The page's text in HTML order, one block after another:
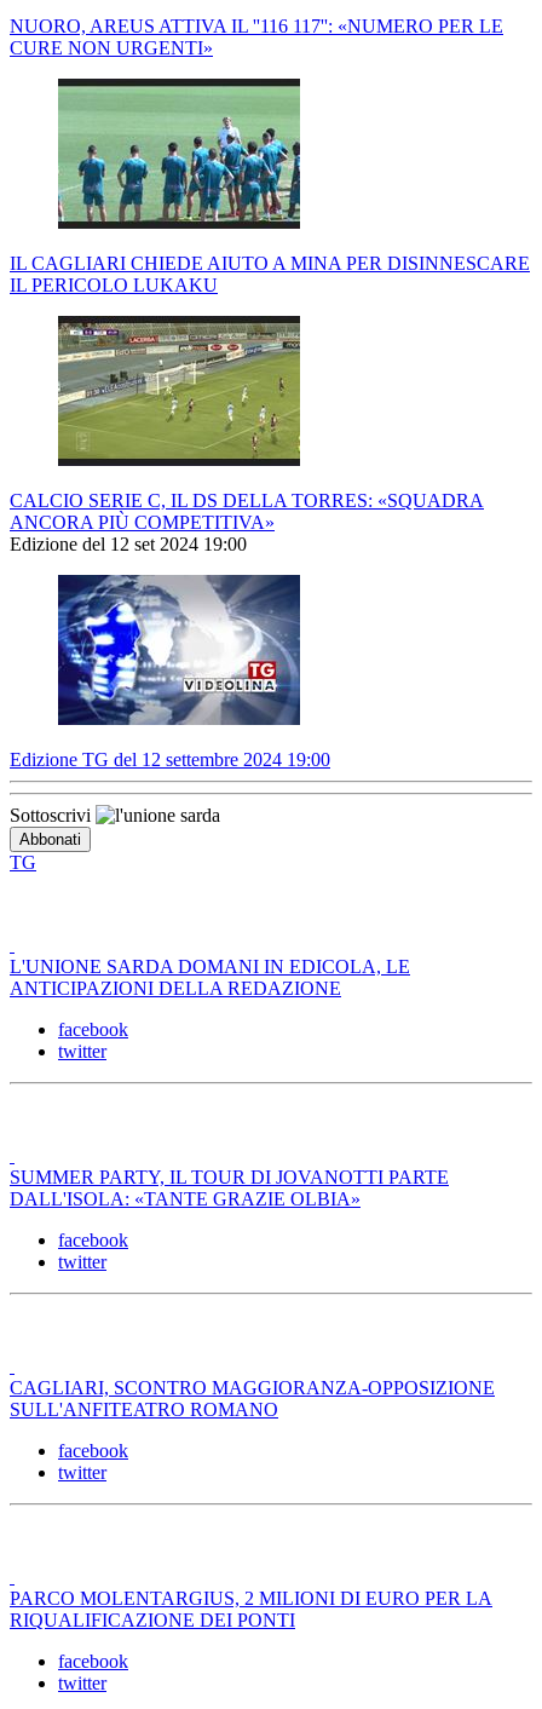
NUORO, AREUS ATTIVA IL ''116 117'': «NUMERO PER LE
CURE NON URGENTI»
IL CAGLIARI CHIEDE AIUTO A MINA PER DISINNESCARE
IL PERICOLO LUKAKU
CALCIO SERIE C, IL DS DELLA TORRES: «SQUADRA
ANCORA PIÙ COMPETITIVA»
Edizione del 12 set 2024 19:00
Edizione TG del 12 settembre 2024 19:00
Sottoscrivi
TG
L'UNIONE SARDA DOMANI IN EDICOLA, LE
ANTICIPAZIONI DELLA REDAZIONE
facebook
twitter
SUMMER PARTY, IL TOUR DI JOVANOTTI PARTE
DALL'ISOLA: «TANTE GRAZIE OLBIA»
facebook
twitter
CAGLIARI, SCONTRO MAGGIORANZA-OPPOSIZIONE
SULL'ANFITEATRO ROMANO
facebook
twitter
PARCO MOLENTARGIUS, 2 MILIONI DI EURO PER LA
RIQUALIFICAZIONE DEI PONTI
facebook
twitter